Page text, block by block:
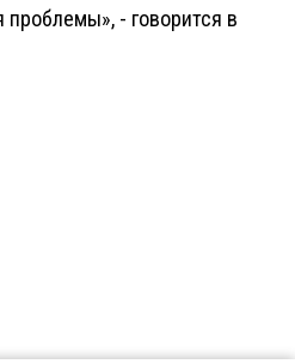
проблемы», - говорится в